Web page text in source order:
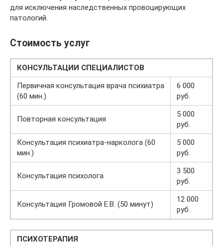
для исключения наследственных провоцирующих
патологий.
Стоимость услуг
КОНСУЛЬТАЦИИ СПЕЦИАЛИСТОВ
Первичная консультация врача психиатра
(60 мин.)
6 000
руб.
Повторная консультация
5 000
руб.
Консультация психиатра-нарколога (60
мин.)
5 000
руб.
Консультация психолога
3 500
руб.
Консультация Громовой Е.В. (50 минут)
12 000
руб.
ПСИХОТЕРАПИЯ